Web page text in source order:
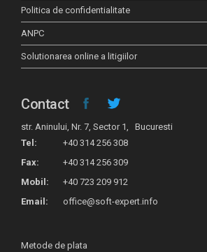
Politica de confidentialitate
ANPC
Solutionarea online a litigiilor
Contact
str. Aninului, Nr. 7, Sector 1, Bucuresti
Tel:
+40 314 256 308
Fax:
+40 314 256 309
Mobil:
+40 723 209 912
Email:
office@soft-expert.info
Metode de plata